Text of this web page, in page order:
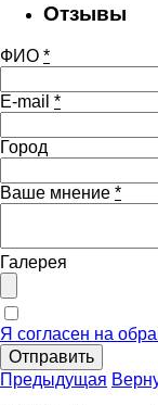
Отзывы
ФИО *
E-mail *
Город
Ваше мнение *
Галерея
Я согласен на
Отправить
Предыдущая